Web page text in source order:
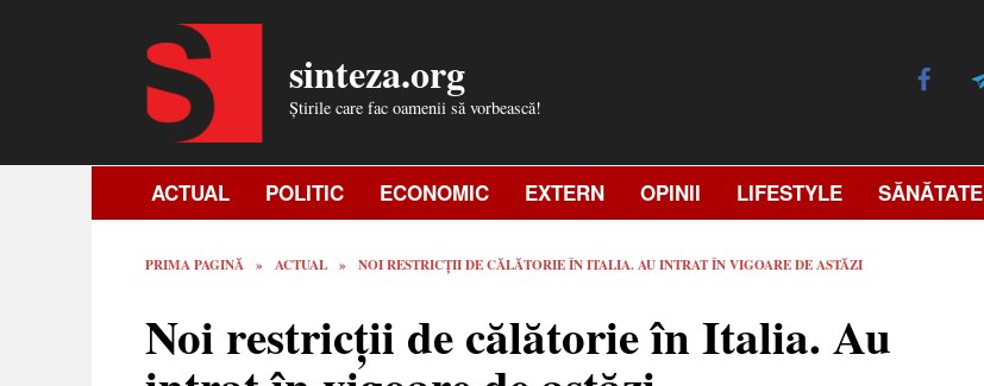
sinteza.org
Știrile care fac oamenii să vorbească!
ACTUAL POLITIC ECONOMIC EXTERN OPINII LIFESTYLE SĂNĂTATE
PRIMA PAGINĂ » ACTUAL » NOI RESTRICȚII DE CĂLĂTORIE ÎN ITALIA. AU INTRAT ÎN VIGOARE DE ASTĂZI
Noi restricții de călătorie în Italia. Au